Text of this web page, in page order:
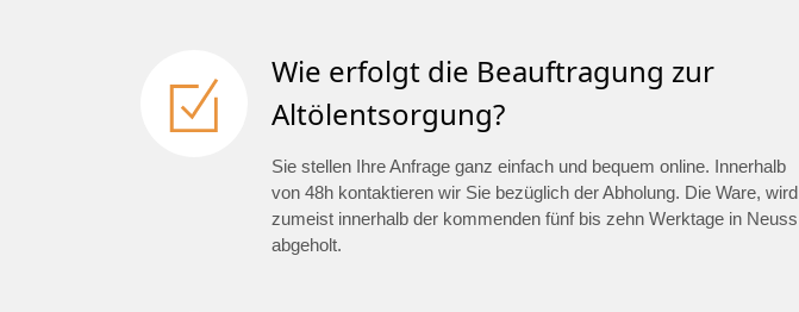
Wie erfolgt die Beauftragung zur
Altölentsorgung?
Sie stellen Ihre Anfrage ganz einfach und bequem online. Innerhalb
von 48h kontaktieren wir Sie bezüglich der Abholung. Die Ware, wird
zumeist innerhalb der kommenden fünf bis zehn Werktage in Neuss
abgeholt.